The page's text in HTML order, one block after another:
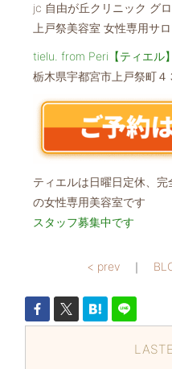
jc 自由が丘クリニック グ
上戸祭美容室 女性専用サ
tielu. from Peri【ティエル】
栃木県宇都宮市上戸祭町４
ティエルは日曜日定休、
の女性専用美容室です
スタッフ募集中です
< prev ｜